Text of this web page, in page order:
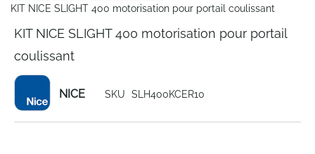
KIT NICE SLIGHT 400 motorisation pour portail coulissant
KIT NICE SLIGHT 400 motorisation pour portail
coulissant
NICE SKU SLH400KCER10